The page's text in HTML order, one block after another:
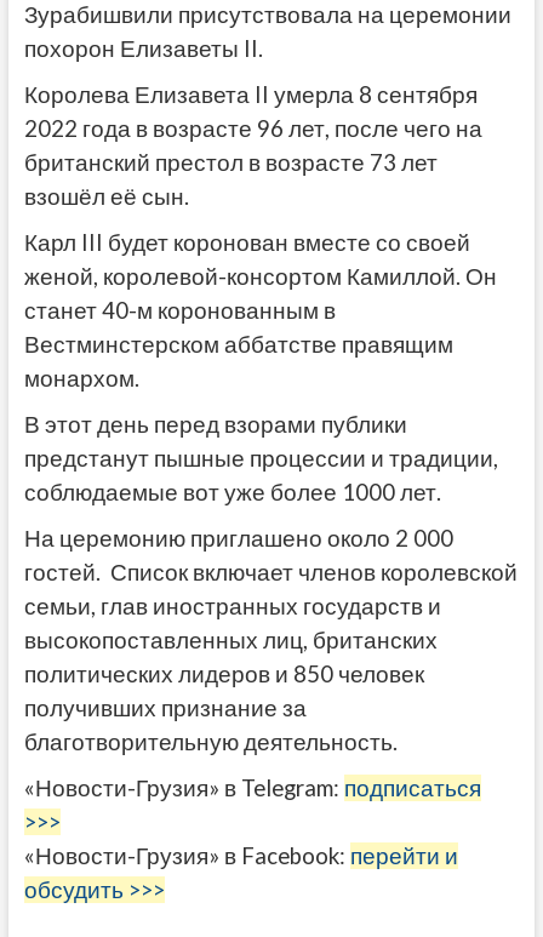
Зурабишвили присутствовала на церемонии
похорон Елизаветы II.
Королева Елизавета II умерла 8 сентября
2022 года в возрасте 96 лет, после чего на
британский престол в возрасте 73 лет
взошёл её сын.
Карл III будет коронован вместе со своей
женой, королевой-консортом Камиллой. Он
станет 40-м коронованным в
Вестминстерском аббатстве правящим
монархом.
В этот день перед взорами публики
предстанут пышные процессии и традиции,
соблюдаемые вот уже более 1000 лет.
На церемонию приглашено около 2 000
гостей. Список включает членов королевской
семьи, глав иностранных государств и
высокопоставленных лиц, британских
политических лидеров и 850 человек
получивших признание за
благотворительную деятельность.
«Новости-Грузия» в Telegram: подписаться
>>>
«Новости-Грузия» в Facebook: перейти и
обсудить >>>